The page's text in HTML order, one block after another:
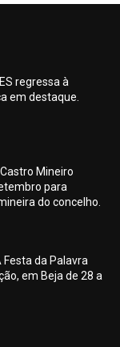
regressa à
em destaque.
Mineiro
para
do concelho.
Festa da Palavra
em Beja de 28 a